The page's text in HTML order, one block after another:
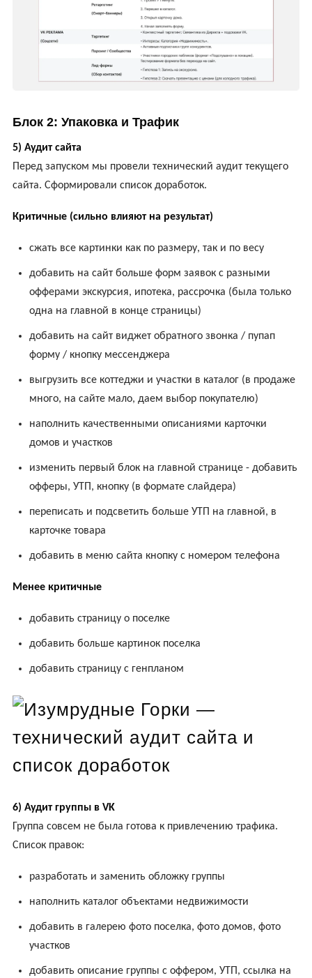
Блок 2: Упаковка и Трафик
5) Аудит сайта
Перед запуском мы провели технический аудит текущего
сайта. Сформировали список доработок.
Критичные (сильно влияют на результат)
сжать все картинки как по размеру, так и по весу
добавить на сайт больше форм заявок с разными
офферами экскурсия, ипотека, рассрочка (была только
одна на главной в конце страницы)
добавить на сайт виджет обратного звонка / пупап
форму / кнопку мессенджера
выгрузить все коттеджи и участки в каталог (в продаже
много, на сайте мало, даем выбор покупателю)
наполнить качественными описаниями карточки
домов и участков
изменить первый блок на главной странице - добавить
офферы, УТП, кнопку (в формате слайдера)
переписать и подсветить больше УТП на главной, в
карточке товара
добавить в меню сайта кнопку с номером телефона
Менее критичные
добавить страницу о поселке
добавить больше картинок поселка
добавить страницу с генпланом
6) Аудит группы в VK
Группа совсем не была готова к привлечению трафика.
Список правок:
разработать и заменить обложку группы
наполнить каталог объектами недвижимости
добавить в галерею фото поселка, фото домов, фото
участков
добавить описание группы с оффером, УТП, ссылка на